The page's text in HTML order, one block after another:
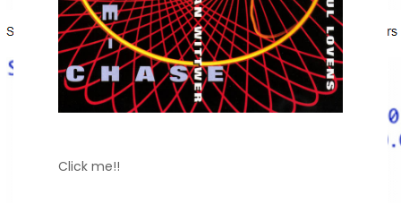
Click me!!